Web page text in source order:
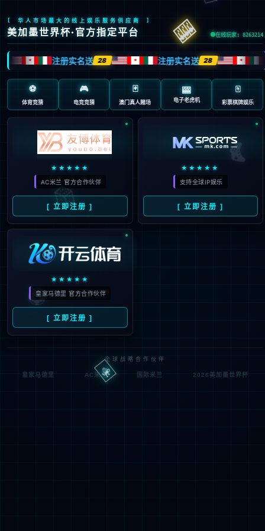
404 页面不存在。可
能你打开的是过期的
书签，或者输入了错
误的地址。
3秒后